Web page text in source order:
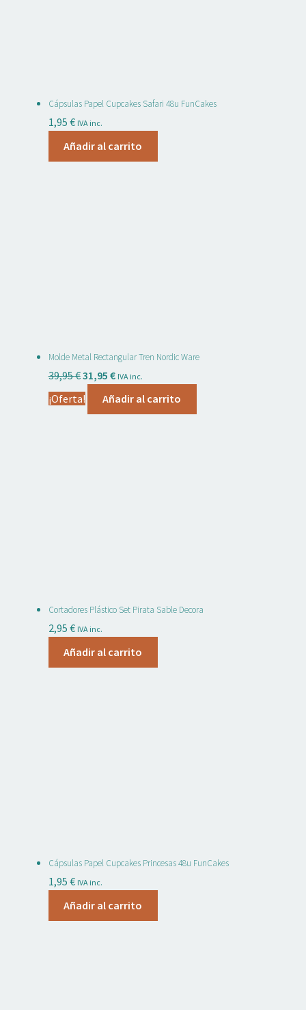
Cápsulas Papel Cupcakes Safari 48u FunCakes
1,95 € IVA inc.
Añadir al carrito
Molde Metal Rectangular Tren Nordic Ware
39,95€ El
precio
original
31,95 €ElIVA inc.
¡Oferta! Añadir al carrito
Cortadores Plástico Set Pirata Sable Decora
2,95 € IVA inc.
Añadir al carrito
Cápsulas Papel Cupcakes Princesas 48u FunCakes
1,95 € IVA inc.
Añadir al carrito